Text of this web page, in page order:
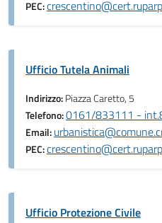
PEC:
Ufficio Tutela Animali
Indirizzo:Piazza Caretto, 5
Telefono:0161/833111 -
Email:
PEC:
Ufficio Protezione Civile